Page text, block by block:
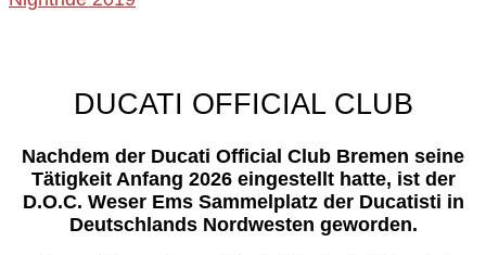
DUCATI OFFICIAL CLUB
Nachdem der Ducati Official Club Bremen seine
Tätigkeit Anfang 2026 eingestellt hatte, ist der
D.O.C. Weser Ems Sammelplatz der Ducatisti in
Deutschlands Nordwesten geworden.